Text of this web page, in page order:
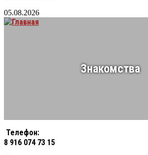
05.08.2026
Знакомства
Телефон:
8 916 074 73 15